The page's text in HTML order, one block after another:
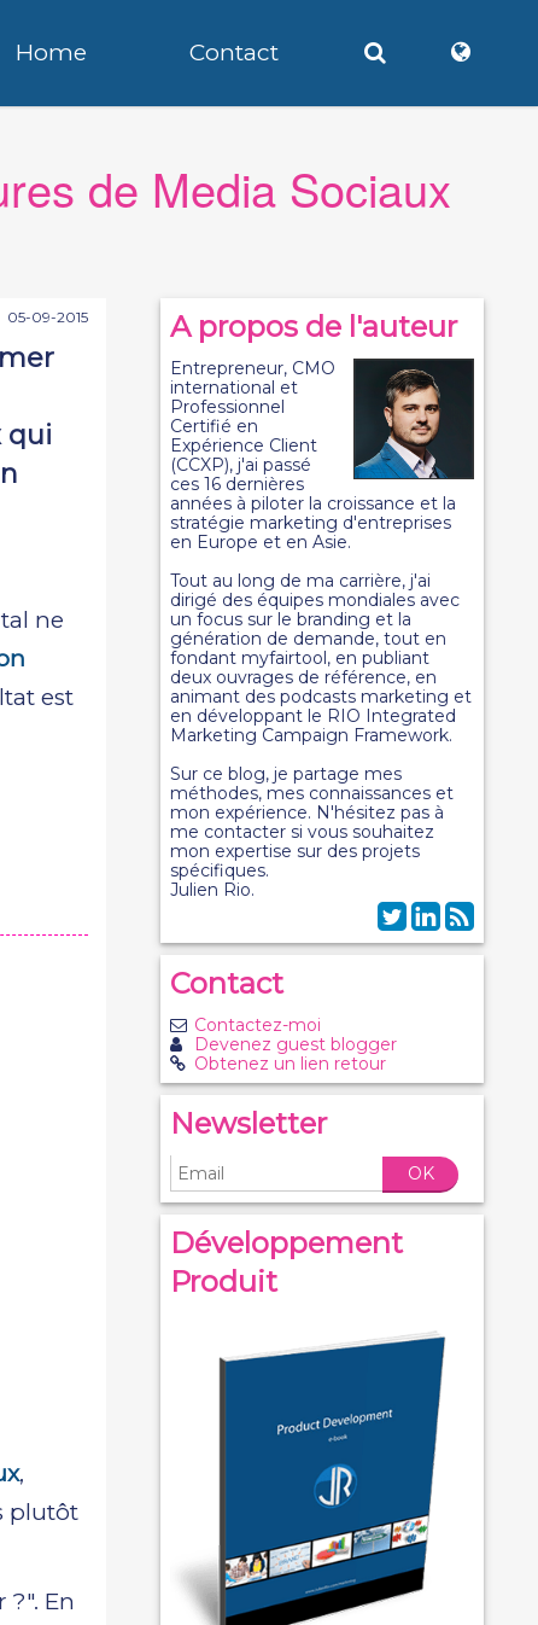
Home Contact
de Media Sociaux
05-09-2015
qui
ne
est
,
plutôt
En
A propos de l'auteur
Entrepreneur, CMO
international et
Professionnel
Certifié en
Expérience Client
(CCXP), j'ai passé
ces 16 dernières
années à piloter la croissance et la
stratégie marketing d'entreprises
en Europe et en Asie.
Tout au long de ma carrière, j'ai
dirigé des équipes mondiales avec
un focus sur le branding et la
génération de demande, tout en
fondant myfairtool, en publiant
deux ouvrages de référence, en
animant des podcasts marketing et
en développant le RIO Integrated
Marketing Campaign Framework.
Sur ce blog, je partage mes
méthodes, mes connaissances et
mon expérience. N'hésitez pas à
me contacter si vous souhaitez
mon expertise sur des projets
spécifiques.
Julien Rio.
Contact
Contactez-moi
Devenez guest blogger
Obtenez un lien retour
Newsletter
OK
Développement
Produit